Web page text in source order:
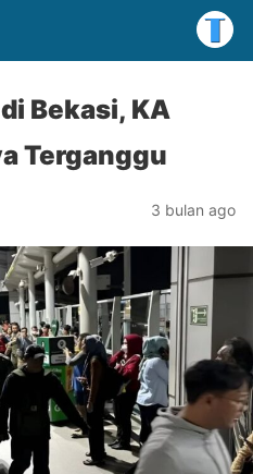
Bekasi, KA
Terganggu
3 bulan ago